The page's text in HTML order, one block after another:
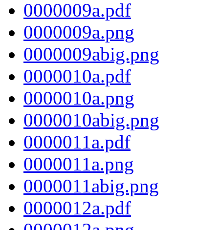
0000009a.pdf
0000009a.png
0000009abig.png
0000010a.pdf
0000010a.png
0000010abig.png
0000011a.pdf
0000011a.png
0000011abig.png
0000012a.pdf